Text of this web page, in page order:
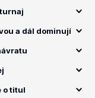
a dál dominují
o titul